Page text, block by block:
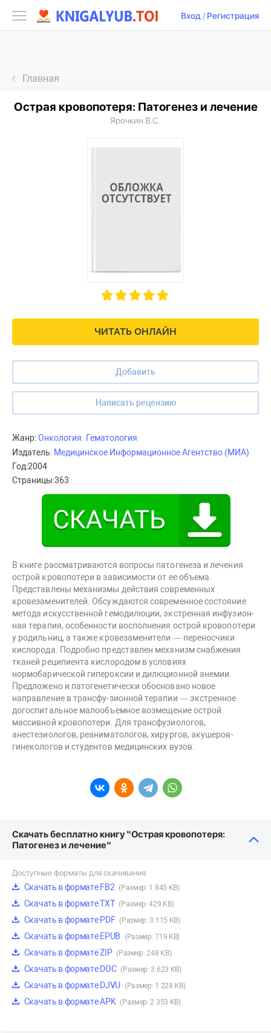
Вход/ Регистрация
Главная
ЧИТАТЬ ОНЛАЙН
Добавить
Написать рецензию
Острая кровопотеря: Патогенез и лечение
Ярочкин В.С.
Жанр:Онкология. Гематология
Издатель: Медицинское Информационное Агентство (МИА)
Год:2004
Страницы:363
В книге рассматриваются вопросы патогенеза и лечения
острой кровопотери в зависимости от ее объема.
Представлены механизмы действия современных
кровезаменителей. Обсуждаются современное состояние
метода искусственной гемодилюции, экстренная инфузион-
ная терапия, особенности восполнения острой кровопотери
у родильниц, а также кровезаменители — переносчики
кислорода. Подробно представлен механизм снабжения
тканей реципиента кислородом в условиях
нормобарической гипероксии и дилюционной анемии.
Предложено и патогенетически обосновано новое
направление в трансфу-зионной терапии — экстренное
догоспитальное малообъемное возмещение острой
массивной кровопотери. Для трансфузиологов,
анестезиологов, реаниматологов, хирургов, акушеров-
гинекологов и студентов медицинских вузов.
Скачать бесплатно книгу “Острая кровопотеря:
Патогенез и лечение”
Доступные форматы для скачивания:
Скачать в формате FB2 (Размер: 1 845 KB)
Скачать в формате TXT (Размер: 429 KB)
Скачать в формате PDF (Размер: 3 115 KB)
Скачать в формате EPUB (Размер: 719 KB)
Скачать в формате ZIP (Размер: 248 KB)
Скачать в формате DOC (Размер: 3 623 KB)
Скачать в формате DJVU (Размер: 1 228 KB)
Скачать в формате APK (Размер: 2 353 KB)